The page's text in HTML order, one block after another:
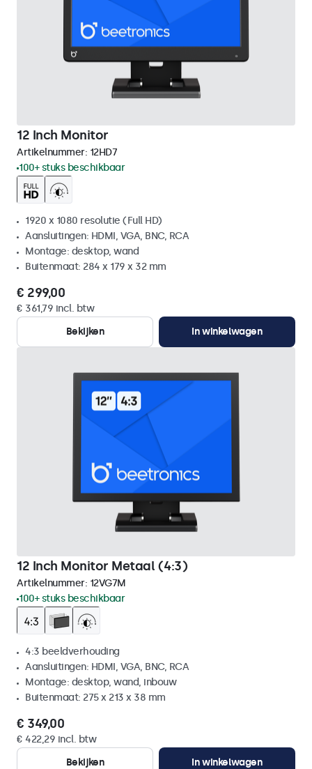
12 Inch Monitor
Artikelnummer: 12HD7
100+ stuks beschikbaar
1920 x 1080 resolutie (Full HD)
Aansluitingen: HDMI, VGA, BNC, RCA
Montage: desktop, wand
Buitenmaat: 284 x 179 x 32 mm
€ 299,00
€ 361,79 incl. btw
Bekijken
In winkelwagen
12 Inch Monitor Metaal (4:3)
Artikelnummer: 12VG7M
100+ stuks beschikbaar
4:3 beeldverhouding
Aansluitingen: HDMI, VGA, BNC, RCA
Montage: desktop, wand, inbouw
Buitenmaat: 275 x 213 x 38 mm
€ 349,00
€ 422,29 incl. btw
Bekijken
In winkelwagen